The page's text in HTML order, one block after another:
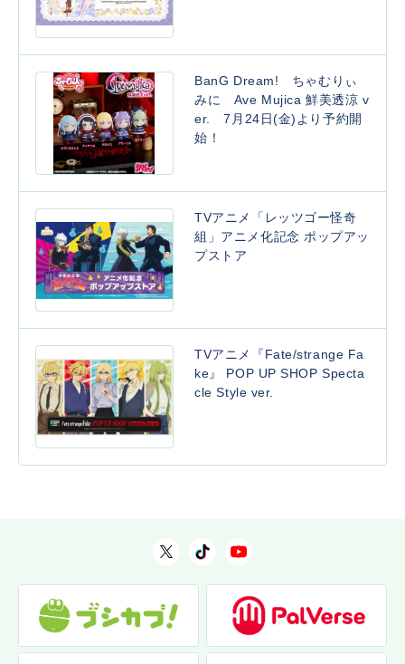
BanG Dream! ちゃむりぃ
みに Ave Mujica 鮮美透涼 v
er. 7月24日(金)より予約開
始！
TVアニメ「レッツゴー怪奇
組」アニメ化記念 ポップアッ
プストア
TVアニメ『Fate/strange Fa
ke』 POP UP SHOP Specta
cle Style ver.